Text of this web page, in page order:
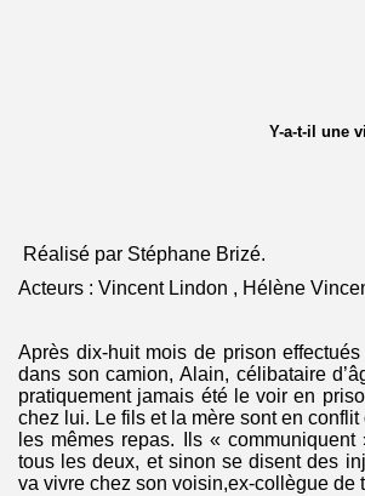
Y-a-t-il une
Réalisé par Stéphane Brizé.
Acteurs : Vincent Lindon , Hélène
Après dix-huit mois de prison
dans son camion, Alain, célibataire
pratiquement jamais été le voir en
chez lui. Le fils et la mère sont en
les mêmes repas. Ils «
tous les deux, et sinon se disent des
va vivre chez son voisin,ex-collègue de